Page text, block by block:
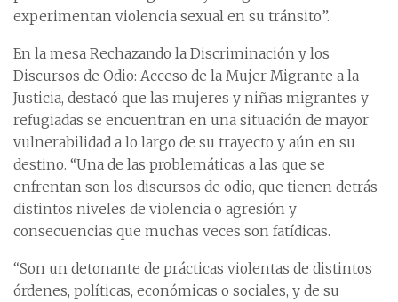
experimentan violencia sexual en su tránsito”.
En la mesa Rechazando la Discriminación y los
Discursos de Odio: Acceso de la Mujer Migrante a la
Justicia, destacó que las mujeres y niñas migrantes y
refugiadas se encuentran en una situación de mayor
vulnerabilidad a lo largo de su trayecto y aún en su
destino. “Una de las problemáticas a las que se
enfrentan son los discursos de odio, que tienen detrás
distintos niveles de violencia o agresión y
consecuencias que muchas veces son fatídicas.
“Son un detonante de prácticas violentas de distintos
órdenes, políticas, económicas o sociales, y de su